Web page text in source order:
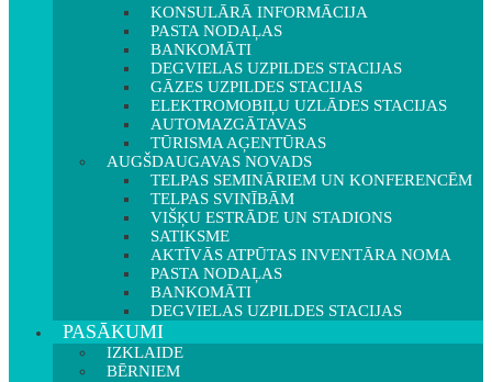
KONSULĀRĀ INFORMĀCIJA
PASTA NODAĻAS
BANKOMĀTI
DEGVIELAS UZPILDES STACIJAS
GĀZES UZPILDES STACIJAS
ELEKTROMOBIĻU UZLĀDES STACIJAS
AUTOMAZGĀTAVAS
TŪRISMA AĢENTŪRAS
AUGŠDAUGAVAS NOVADS
TELPAS SEMINĀRIEM UN KONFERENCĒM
TELPAS SVINĪBĀM
VIŠĶU ESTRĀDE UN STADIONS
SATIKSME
AKTĪVĀS ATPŪTAS INVENTĀRA NOMA
PASTA NODAĻAS
BANKOMĀTI
DEGVIELAS UZPILDES STACIJAS
PASĀKUMI
IZKLAIDE
BĒRNIEM